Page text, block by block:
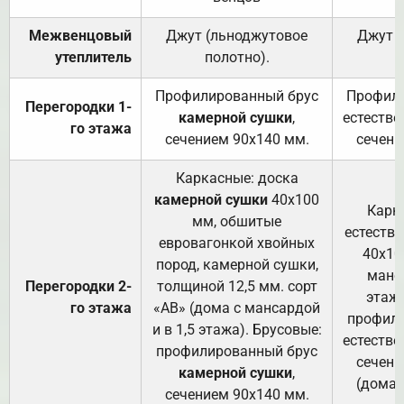
Межвенцовый
утеплитель
Джут (льноджутовое
полотно).
Джут
Перегородки 1-
го этажа
Профилированный брус
камерной сушки,
сечением 90х140 мм.
Перегородки 2-
го этажа
Каркасные: доска
камерной сушки 40х100
мм, обшитые
евровагонкой хвойных
пород, камерной сушки,
толщиной 12,5 мм. сорт
«АВ» (дома с мансардой
и в 1,5 этажа). Брусовые:
профилированный брус
камерной сушки,
сечением 90х140 мм.
(дома